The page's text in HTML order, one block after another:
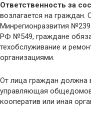
Ответственность за
возлагается на граждан.
Минрегионразвития
РФ №549, граждане
техобслуживание и
организациями.
От лица граждан должна
управляющая
кооператив или иная